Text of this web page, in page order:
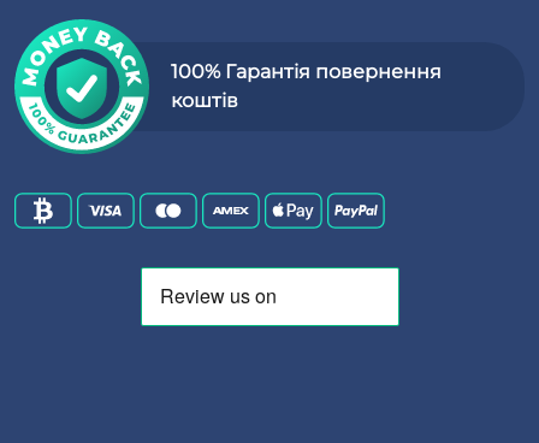
100% Гарантія повернення
коштів